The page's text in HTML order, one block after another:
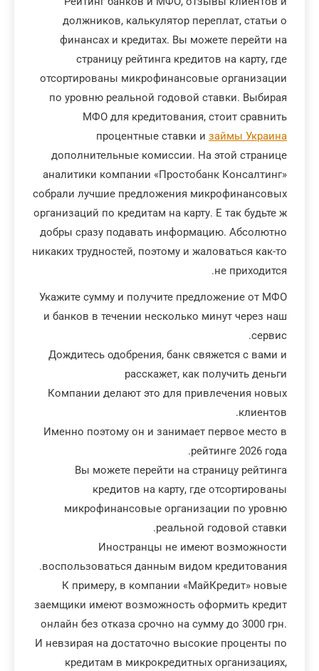
должников, калькулятор переплат, статьи о
финансах и кредитах. Вы можете перейти на
страницу рейтинга кредитов на карту, где
отсортированы микрофинансовые организации
по уровню реальной годовой ставки. Выбирая
МФО для кредитования, стоит сравнить
процентные ставки и займы Украина
дополнительные комиссии. На этой странице
аналитики компании «Простобанк Консалтинг»
собрали лучшие предложения микрофинансовых
организаций по кредитам на карту. Е так будьте ж
добры сразу подавать информацию. Абсолютно
никаких трудностей, поэтому и жаловаться как-то
не приходится.
Укажите сумму и получите предложение от МФО
и банков в течении несколько минут через наш
сервис.
Дождитесь одобрения, банк свяжется c вами и
расскажет, как получить деньги
Компании делают это для привлечения новых
клиентов.
Именно поэтому он и занимает первое место в
рейтинге 2026 года.
Вы можете перейти на страницу рейтинга
кредитов на карту, где отсортированы
микрофинансовые организации по уровню
реальной годовой ставки.
Иностранцы не имеют возможности
воспользоваться данным видом кредитования.
К примеру, в компании «МайКредит» новые
заемщики имеют возможность оформить кредит
онлайн без отказа срочно на сумму до 3000 грн.
И невзирая на достаточно высокие проценты по
кредитам в микрокредитных организациях,